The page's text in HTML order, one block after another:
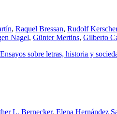
, Raquel Bressan, Rudolf Kerscher
Nagel, Günter Mertins, Gilberto
sobre letras, historia y
L. Bernecker, Elena Hernández